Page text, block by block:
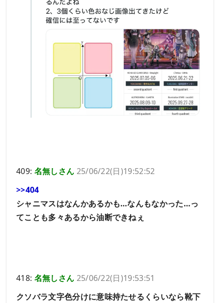
409: 名無しさん 25/06/22(日)19:52:52
>>404
シャニマスはなんかあるかも…なんもなかった…っ
てことも多々あるから油断できねぇ
418: 名無しさん 25/06/22(日)19:53:51
クソバラ文字色分けに意味持たせるくらいなら靴下